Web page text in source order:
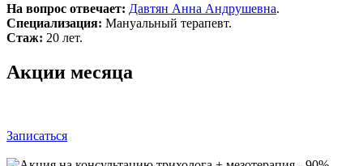
На вопрос отвечает: Давтян Анна Андрушевна.
Специализация: Мануальный терапевт.
Стаж: 20 лет.
Акции месяца
Записаться